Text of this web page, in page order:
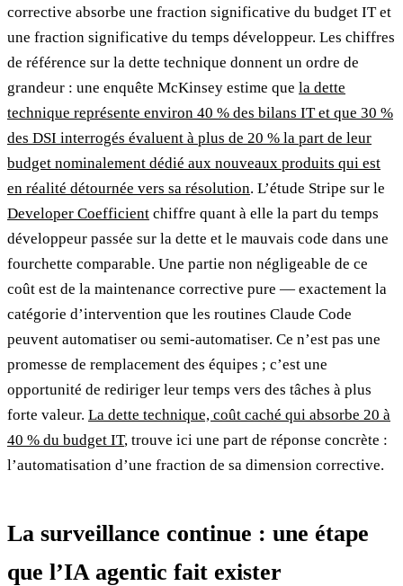
corrective absorbe une fraction significative du budget IT et
une fraction significative du temps développeur. Les chiffres
de référence sur la dette technique donnent un ordre de
grandeur : une enquête McKinsey estime que la dette
technique représente environ 40 % des bilans IT et que 30 %
des DSI interrogés évaluent à plus de 20 % la part de leur
budget nominalement dédié aux nouveaux produits qui est
en réalité détournée vers sa résolution. L’étude Stripe sur le
Developer Coefficient chiffre quant à elle la part du temps
développeur passée sur la dette et le mauvais code dans une
fourchette comparable. Une partie non négligeable de ce
coût est de la maintenance corrective pure — exactement la
catégorie d’intervention que les routines Claude Code
peuvent automatiser ou semi-automatiser. Ce n’est pas une
promesse de remplacement des équipes ; c’est une
opportunité de rediriger leur temps vers des tâches à plus
forte valeur. La dette technique, coût caché qui absorbe 20 à
40 % du budget IT, trouve ici une part de réponse concrète :
l’automatisation d’une fraction de sa dimension corrective.
La surveillance continue : une étape
que l’IA agentic fait exister